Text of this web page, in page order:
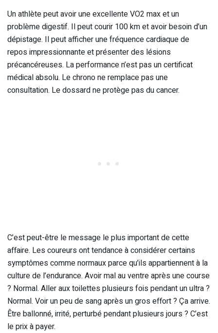
Un athlète peut avoir une excellente VO2 max et un
problème digestif. Il peut courir 100 km et avoir besoin d’un
dépistage. Il peut afficher une fréquence cardiaque de
repos impressionnante et présenter des lésions
précancéreuses. La performance n’est pas un certificat
médical absolu. Le chrono ne remplace pas une
consultation. Le dossard ne protège pas du cancer.
C’est peut-être le message le plus important de cette
affaire. Les coureurs ont tendance à considérer certains
symptômes comme normaux parce qu’ils appartiennent à la
culture de l’endurance. Avoir mal au ventre après une course
? Normal. Aller aux toilettes plusieurs fois pendant un ultra ?
Normal. Voir un peu de sang après un gros effort ? Ça arrive.
Être ballonné, irrité, perturbé pendant plusieurs jours ? C’est
le prix à payer.